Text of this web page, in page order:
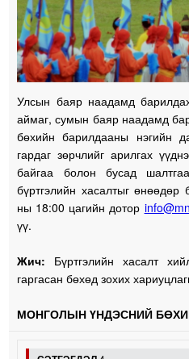
Улсын баяр наадамд
аймаг, сумын баяр наадамд
бөхийн барилдааны нэгийн
гардаг зөрчлийг арилгах
байгаа болон бусад
бүртгэлийн хасалтыг
ны 18:00 цагийн дотор
үү.
Жич: Бүртгэлийн хасалт
гаргасан бөхөд зохих
МОНГОЛЫН ҮНДЭСНИЙ